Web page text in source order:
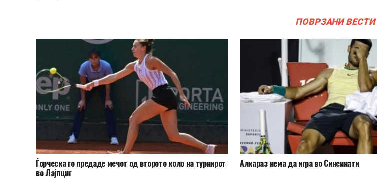
ПОВРЗАНИ ВЕСТИ
Ѓорческа го предаде мечот од второто коло на турнирот
во Лајпциг
Алкараз нема да игра во Синсинати